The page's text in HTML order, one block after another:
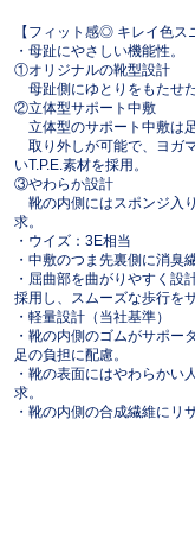
【フィット感◎ キレイ色ス
・母趾にやさしい機能性。
①オリジナルの靴型設計
母趾側にゆとりをもたせ
②立体型サポート中敷
立体型のサポート中敷は
取り外しが可能で、ヨガ
いT.P.E.素材を採用。
③やわらか設計
靴の内側にはスポンジ入
求。
・ウイズ：3E相当
・中敷のつま先裏側に消臭
・屈曲部を曲がりやすく設
採用し、スムーズな歩行を
・軽量設計（当社基準）
・靴の内側のゴムがサポー
足の負担に配慮。
・靴の表面にはやわらかい
求。
・靴の内側の合成繊維にリ